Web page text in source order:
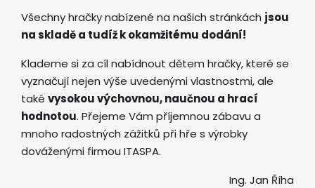
Všechny hračky nabízené na našich stránkách jsou
na skladě a tudíž k okamžitému dodání!
Klademe si za cíl nabídnout dětem hračky, které se
vyznačují nejen výše uvedenými vlastnostmi, ale
také vysokou výchovnou, naučnou a hrací
hodnotou. Přejeme Vám příjemnou zábavu a
mnoho radostných zážitků při hře s výrobky
dováženými firmou ITASPA.
Ing. Jan Říha